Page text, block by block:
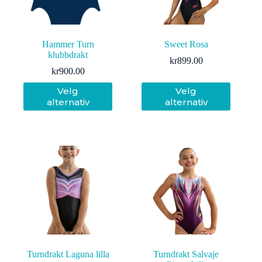
Hammer Turn
klubbdrakt
kr900.00
Velg
alternativ
Dette
produktet
har
kan
velges
på
produktsiden
Sweet Rosa
kr899.00
Velg
alternativ
Dette
produktet
har
kan
velges
på
produktsiden
Turndrakt Laguna lilla
Turndrakt Salvaje